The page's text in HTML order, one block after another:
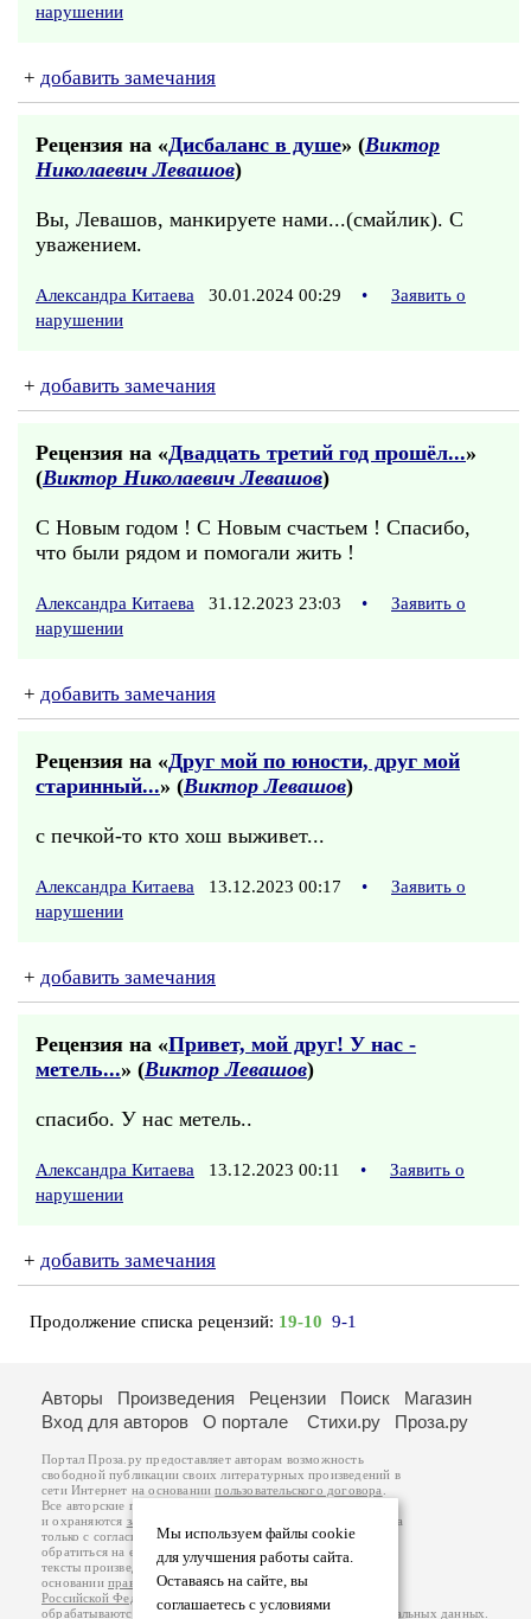
нарушении
+ добавить замечания
Рецензия на «Дисбаланс в душе» (Виктор
Николаевич Левашов)
Вы, Левашов, манкируете нами...(смайлик). С
уважением.
Александра Китаева 30.01.2024 00:29 •
Заявить о
нарушении
+ добавить замечания
Рецензия на «Двадцать третий год прошёл...»
(Виктор Николаевич Левашов)
С Новым годом ! С Новым счастьем ! Спасибо,
что были рядом и помогали жить !
Александра Китаева 31.12.2023 23:03 •
Заявить о
нарушении
+ добавить замечания
Рецензия на «Друг мой по юности, друг мой
старинный...» (Виктор Левашов)
с печкой-то кто хош выживет...
Александра Китаева 13.12.2023 00:17 •
Заявить о
нарушении
+ добавить замечания
Рецензия на «Привет, мой друг! У нас -
метель...» (Виктор Левашов)
спасибо. У нас метель..
Александра Китаева 13.12.2023 00:11 •
Заявить о
нарушении
+ добавить замечания
Продолжение списка рецензий: 19-10 9-1
Мы используем файлы cookie
для улучшения работы сайта.
Оставаясь на сайте, вы
соглашаетесь с условиями
Авторы Произведения Рецензии Поиск
Магазин
Вход для авторов
О портале Стихи.ру Проза.ру
Портал Проза.ру предоставляет авторам возможность
свободной публикации своих литературных произведений в
сети Интернет на основаниипользовательского договора
Все авторские права на произведения принадлежат авторам
и охраняются законом
. Перепечатка произведений возможна
только с согласия его автора, к которому вы можете
обратиться на его авторской странице. Ответственность за
тексты произведений авторы несут самостоятельно на
основанииправил публикацииизаконодательства
Российской Федерации
обрабатываются на основанииПолитики обработки персональных данных